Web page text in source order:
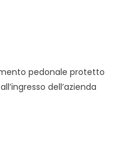
pedonale protetto
dell’azienda